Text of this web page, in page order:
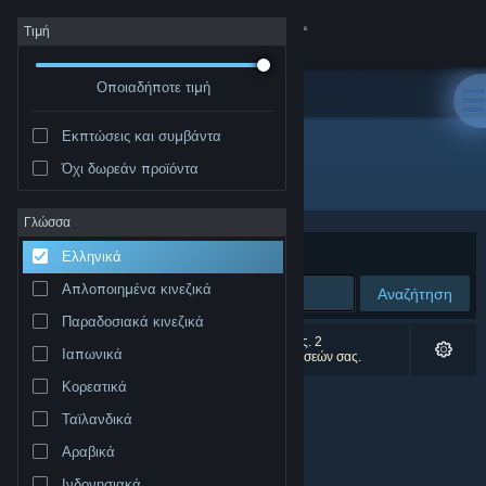
Σύνδεση
Κατάστημα
Σχετικά
Υποστήριξη
Αλλαγή γλώσσας
Προβολή ιστοσελίδας για υπολογιστές
Τιμή
Οποιαδήποτε τιμή
Εκπτώσεις και συμβάντα
Όχι δωρεάν προϊόντα
Γλώσσα
Ελληνικά
Απλοποιημένα κινεζικά
Παραδοσιακά κινεζικά
Ιαπωνικά
Κορεατικά
Ταϊλανδικά
Αραβικά
Δημιουργός: SegFault Games
Ταξινόμηση ανά
Αναζήτηση
0 αποτελέσματα ταιριάζουν με την αναζήτησή σας. 2
αποτελέσματα αποκλείστηκαν βάσει των προτιμήσεών σας.